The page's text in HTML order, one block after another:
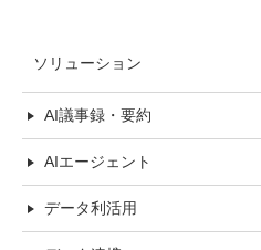
ソリューション
AI議事録・要約
AIエージェント
データ利活用